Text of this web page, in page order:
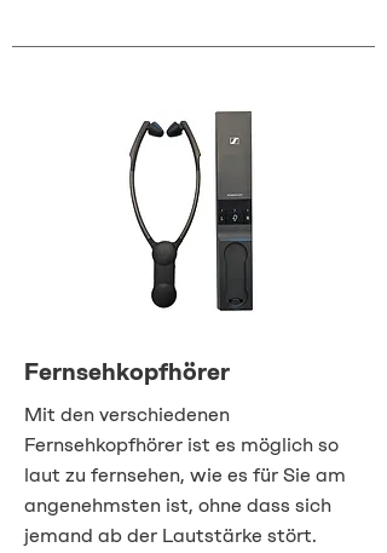
Fernsehkopfhörer
Mit den verschiedenen
Fernsehkopfhörer ist es möglich so
laut zu fernsehen, wie es für Sie am
angenehmsten ist, ohne dass sich
jemand ab der Lautstärke stört.